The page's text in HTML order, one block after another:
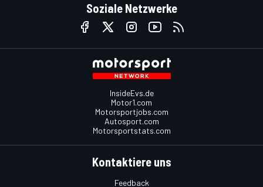
Soziale Netzwerke
InsideEvs.de
Motor1.com
Motorsportjobs.com
Autosport.com
Motorsportstats.com
Kontaktiere uns
Feedback